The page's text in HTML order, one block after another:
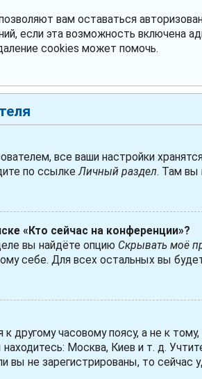
вам оставаться
если эта возможность включена
cookies может помочь.
все ваши настройки
по ссылкеЛичный раздел. Там вы
«Кто сейчас на конференции»?
вы найдёте опцию Скрывать моё
себе. Для всех остальных вы
часовому поясу, а не к
Москва, Киев и т. д.
вы не зарегистрированы, то сейчас